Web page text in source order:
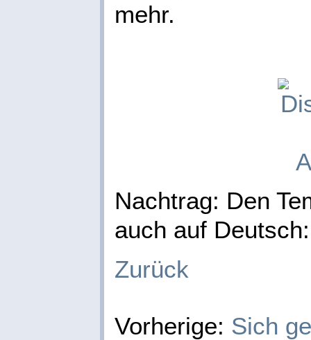
mehr.
Nachtrag: Den
auch auf
Zurück
Vorherige: Sich